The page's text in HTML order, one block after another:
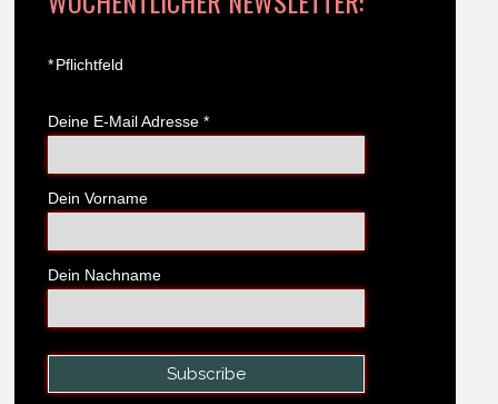
*Pflichtfeld
Deine E-Mail Adresse *
Dein Vorname
Dein Nachname